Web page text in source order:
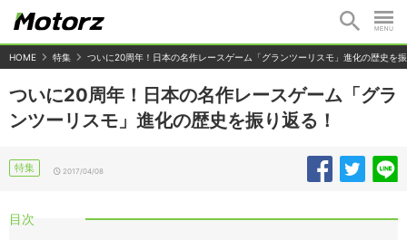
HOME 特集 ついに20周年！日本の名作レースゲーム「グランツーリスモ」進化の歴史を
ついに20周年！日本の名作レースゲーム「グラ
ンツーリスモ」進化の歴史を振り返る！
特集 2017/04/08
目次